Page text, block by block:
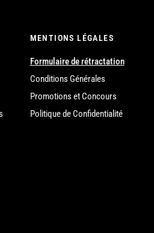
MENTIONS LÉGALES
Formulaire de rétractation
Conditions Générales
Promotions et Concours
Politique de Confidentialité